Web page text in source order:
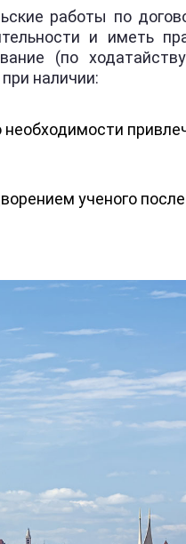
работы по
и иметь
(по
наличии:
ученого